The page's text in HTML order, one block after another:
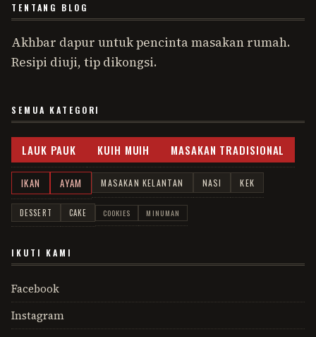
TENTANG BLOG
Akhbar dapur untuk pencinta masakan rumah.
Resipi diuji, tip dikongsi.
SEMUA KATEGORI
LAUK PAUK KUIH MUIH MASAKAN TRADISIONAL
IKAN AYAM MASAKAN KELANTAN NASI KEK
DESSERT CAKE COOKIES MINUMAN
IKUTI KAMI
Facebook
Instagram